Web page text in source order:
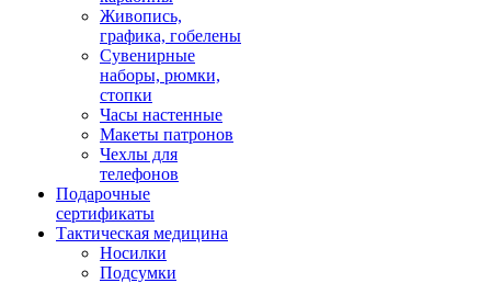
Живопись,
графика, гобелены
Сувенирные
наборы, рюмки,
стопки
Часы настенные
Макеты патронов
Чехлы для
телефонов
Подарочные
сертификаты
Тактическая медицина
Носилки
Подсумки